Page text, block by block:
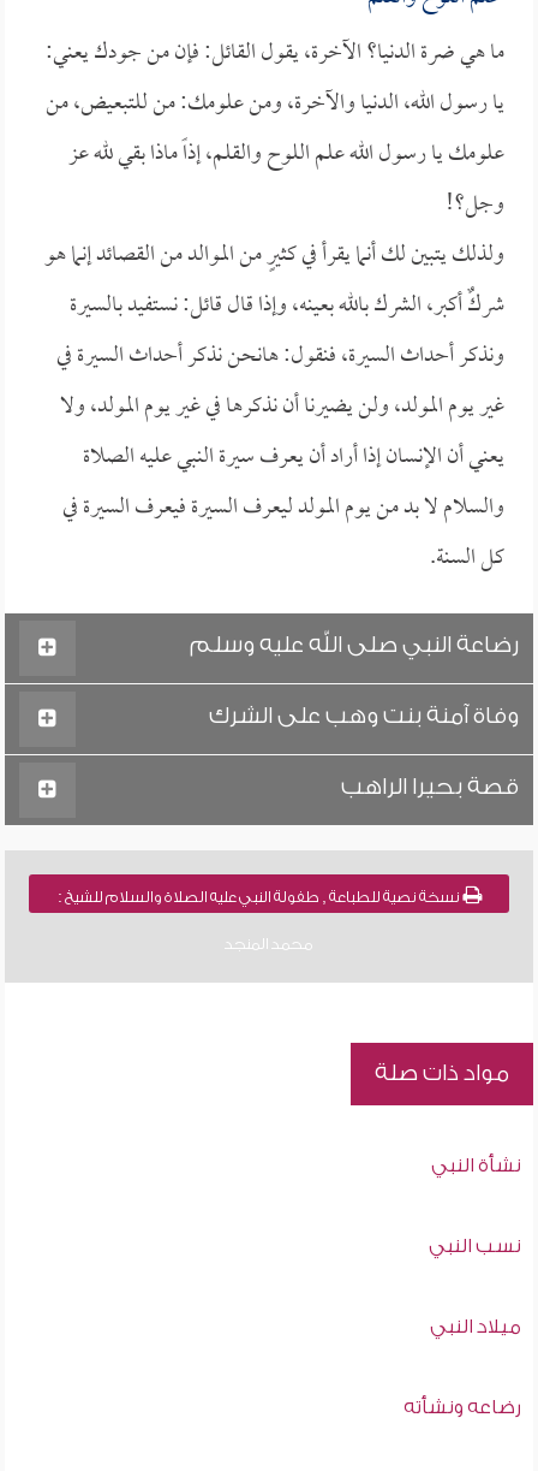
ما هي ضرة الدنيا؟ الآخرة، يقول القائل: فإن من جودك يعني:
يا رسول الله، الدنيا والآخرة، ومن علومك: من للتبعيض، من
علومك يا رسول الله علم اللوح والقلم، إذاً ماذا بقي لله عز
وجل؟!
ولذلك يتبين لك أنما يقرأ في كثيرٍ من الموالد من القصائد إنما هو
شركٌ أكبر، الشرك بالله بعينه، وإذا قال قائل: نستفيد بالسيرة
ونذكر أحداث السيرة، فنقول: هانحن نذكر أحداث السيرة في
غير يوم المولد، ولن يضيرنا أن نذكرها في غير يوم المولد، ولا
يعني أن الإنسان إذا أراد أن يعرف سيرة النبي عليه الصلاة
والسلام لا بد من يوم المولد ليعرف السيرة فيعرف السيرة في
كل السنة.
رضاعة النبي صلى الله عليه وسلم
وفاة آمنة بنت وهب على الشرك
قصة بحيرا الراهب
نسخة نصية للطباعة , طفولة النبي عليه الصلاة والسلام للشيخ :
محمد المنجد
مواد ذات صلة
نشأة النبي
نسب النبي
ميلاد النبي
رضاعه ونشأته